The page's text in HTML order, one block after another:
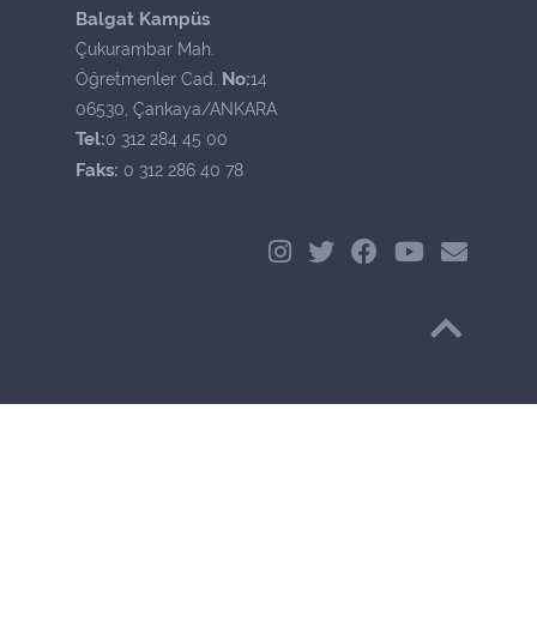
Balgat Kampüs
Çukurambar Mah.
Öğretmenler Cad. No:14
06530, Çankaya/ANKARA
Tel:0 312 284 45 00
Faks: 0 312 286 40 78